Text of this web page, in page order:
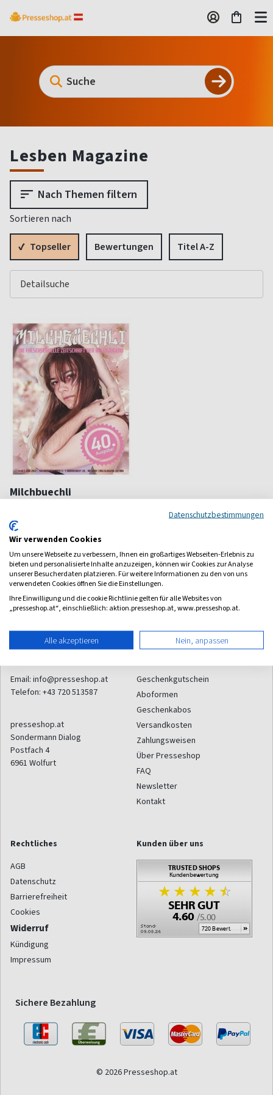
Lesben Magazine
Nach Themen filtern
Sortieren nach
Topseller Bewertungen Titel A-Z
Milchbuechli
Welten
ab 9,28 €
(quartalsweise)
0,00
Email: info@presseshop.at
Telefon: +43 720 513587
presseshop.at
Sondermann Dialog
Postfach 4
6961 Wolfurt
Geschenkgutschein
Aboformen
Geschenkabos
Versandkosten
Zahlungsweisen
Über Presseshop
FAQ
Newsletter
Kontakt
Rechtliches
AGB
Datenschutz
Barrierefreiheit
Cookies
Widerruf
Kündigung
Impressum
Kunden über uns
Sichere Bezahlung
© 2026 Presseshop.at
Datenschutzbestimmungen
Wir verwenden Cookies
Um unsere Webseite zu verbessern, Ihnen ein großartiges Webseiten-Erlebnis zu
bieten und personalisierte Inhalte anzuzeigen, können wir Cookies zur Analyse
unserer Besucherdaten platzieren. Für weitere Informationen zu den von uns
verwendeten Cookies öffnen Sie die Einstellungen.
Ihre Einwilligung und die cookie Richtlinie gelten für alle Websites von
„presseshop.at“, einschließlich: aktion.presseshop.at, www.presseshop.at.
Alle akzeptieren Nein, anpassen